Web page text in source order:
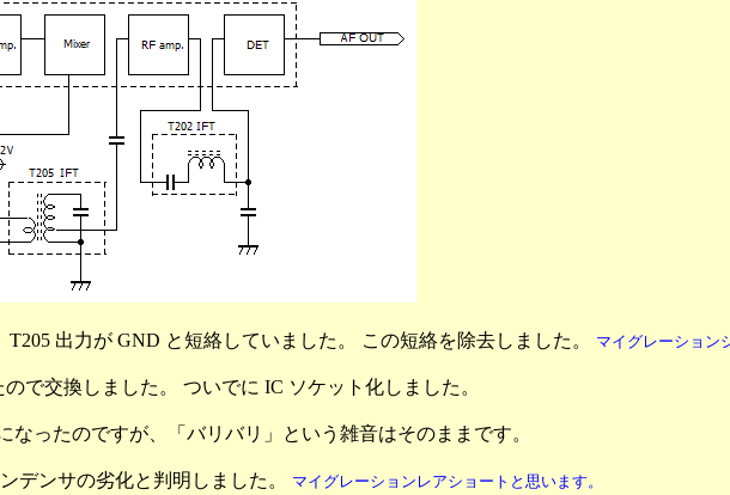
出力が GND と短絡していました。 この短絡を除去しました。 マイグレーション
で交換しました。 ついでに IC ソケット化しました。
なったのですが、「バリバリ」という雑音はそのままです。
デンサの劣化と判明しました。 マイグレーションレアショートと思います。